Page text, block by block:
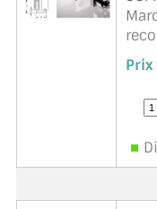
Prix